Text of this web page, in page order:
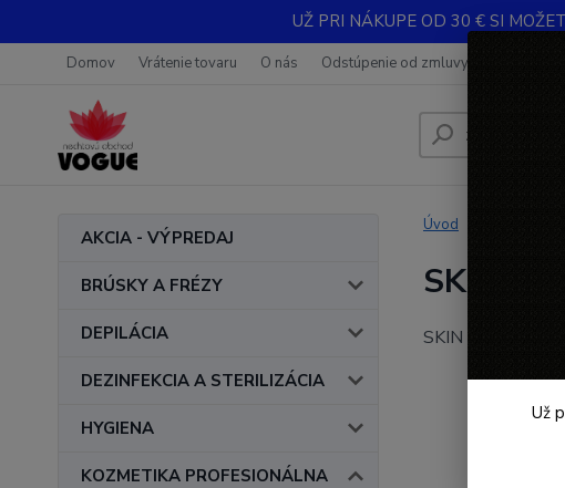
UŽ PRI NÁKUPE OD 30 € SI
Domov Vrátenie tovaru O nás Odstúpenie od zmluvy
AKCIA - VÝPREDAJ
BRÚSKY A FRÉZY
DEPILÁCIA
DEZINFEKCIA A STERILIZÁCIA
HYGIENA
KOZMETIKA PROFESIONÁLNA
Úvod
SKIN
SKIN SALT -
Už